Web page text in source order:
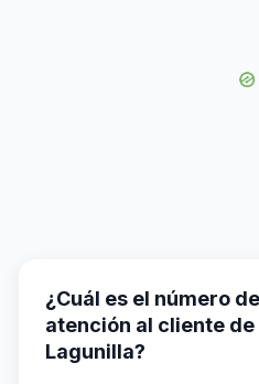
¿Cuál es el número
atención al cliente de
Lagunilla?